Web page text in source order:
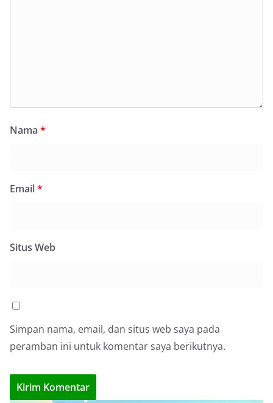
Nama *
Email*
Situs Web
Simpan nama, email, dan situs web saya pada
peramban ini untuk komentar saya berikutnya.